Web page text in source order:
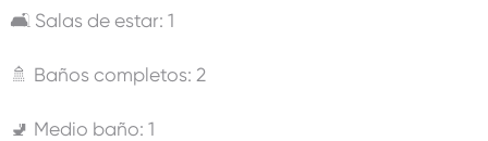
🛋️ Salas de estar: 1
🚿 Baños completos: 2
🚽 Medio baño: 1